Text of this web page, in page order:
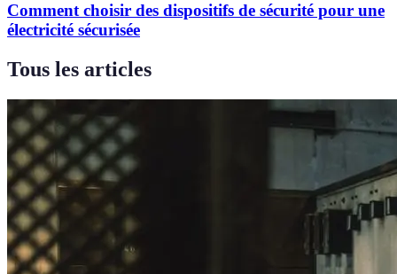
Comment choisir des dispositifs de sécurité pour une
électricité sécurisée
Tous les articles